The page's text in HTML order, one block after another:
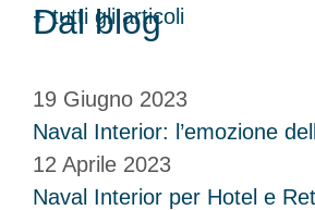
Dal blog
+ tutti gli articoli
19 Giugno 2023
Naval Interior: l’emozione
12 Aprile 2023
Naval Interior per Hotel e